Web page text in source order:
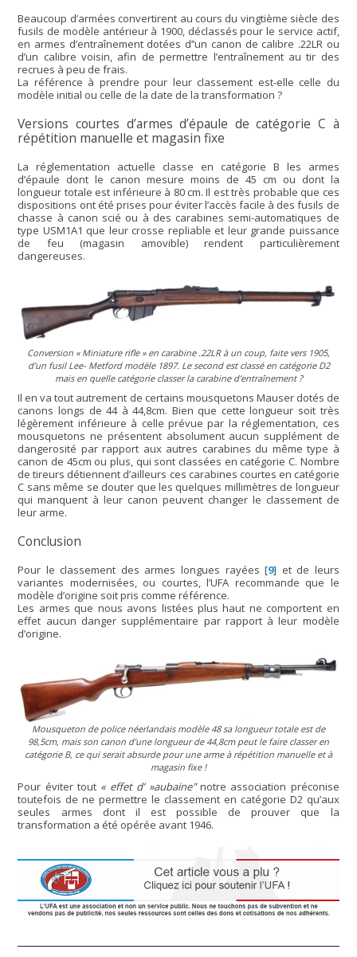
Beaucoup d’armées convertirent au cours du vingtième siècle des
fusils de modèle antérieur à 1900, déclassés pour le service actif,
en armes d’entraînement dotées d’’un canon de calibre .22LR ou
d’un calibre voisin, afin de permettre l’entraînement au tir des
recrues à peu de frais.
La référence à prendre pour leur classement est-elle celle du
modèle initial ou celle de la date de la transformation ?
Versions courtes d’armes d’épaule de catégorie C à
répétition manuelle et magasin fixe
La réglementation actuelle classe en catégorie B les armes
d’épaule dont le canon mesure moins de 45 cm ou dont la
longueur totale est inférieure à 80 cm. Il est très probable que ces
dispositions ont été prises pour éviter l’accès facile à des fusils de
chasse à canon scié ou à des carabines semi-automatiques de
type USM1A1 que leur crosse repliable et leur grande puissance
de feu (magasin amovible) rendent particulièrement
dangereuses.
Conversion « Miniature rifle » en carabine .22LR à un coup, faite vers 1905,
d’un fusil Lee- Metford modèle 1897. Le second est classé en catégorie D2
mais en quelle catégorie classer la carabine d’entraînement ?
Il en va tout autrement de certains mousquetons Mauser dotés de
canons longs de 44 à 44,8cm. Bien que cette longueur soit très
légèrement inférieure à celle prévue par la réglementation, ces
mousquetons ne présentent absolument aucun supplément de
dangerosité par rapport aux autres carabines du même type à
canon de 45cm ou plus, qui sont classées en catégorie C. Nombre
de tireurs détiennent d’ailleurs ces carabines courtes en catégorie
C sans même se douter que les quelques millimètres de longueur
qui manquent à leur canon peuvent changer le classement de
leur arme.
Conclusion
Pour le classement des armes longues rayées [9] et de leurs
variantes modernisées, ou courtes, l’UFA recommande que le
modèle d’origine soit pris comme référence.
Les armes que nous avons listées plus haut ne comportent en
effet aucun danger supplémentaire par rapport à leur modèle
d’origine.
Mousqueton de police néerlandais modèle 48 sa longueur totale est de
98,5cm, mais son canon d’une longueur de 44,8cm peut le faire classer en
catégorie B, ce qui serait absurde pour une arme à répétition manuelle et à
magasin fixe !
Pour éviter tout « effet d’ »aubaine"notre association préconise
toutefois de ne permettre le classement en catégorie D2 qu’aux
seules armes dont il est possible de prouver que la
transformation a été opérée avant 1946.